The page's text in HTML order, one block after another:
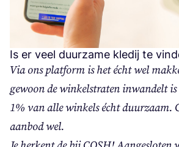
Is er veel duurzame kledij te
Via ons plat­form is het écht wel
gewoon de win­kel­stra­ten inwan­delt
1% van alle win­kels écht duur­zaam.
aan­bod wel.